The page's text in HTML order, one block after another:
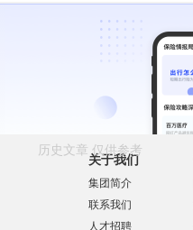
关于我们
集团简介
联系我们
人才招聘